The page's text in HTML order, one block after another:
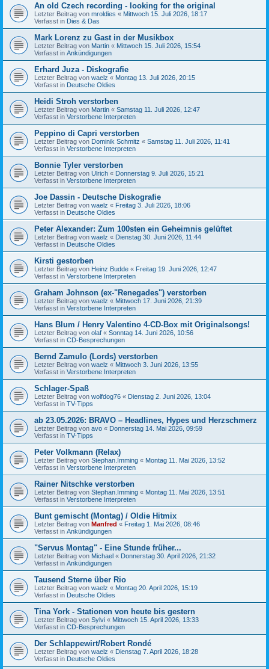
An old Czech recording - looking for the original
Letzter Beitrag von mroldies « Mittwoch 15. Juli 2026, 18:17
Verfasst in Dies & Das
Mark Lorenz zu Gast in der Musikbox
Letzter Beitrag von Martin « Mittwoch 15. Juli 2026, 15:54
Verfasst in Ankündigungen
Erhard Juza - Diskografie
Letzter Beitrag von waelz « Montag 13. Juli 2026, 20:15
Verfasst in Deutsche Oldies
Heidi Stroh verstorben
Letzter Beitrag von Martin « Samstag 11. Juli 2026, 12:47
Verfasst in Verstorbene Interpreten
Peppino di Capri verstorben
Letzter Beitrag von Dominik Schmitz « Samstag 11. Juli 2026, 11:41
Verfasst in Verstorbene Interpreten
Bonnie Tyler verstorben
Letzter Beitrag von Ulrich « Donnerstag 9. Juli 2026, 15:21
Verfasst in Verstorbene Interpreten
Joe Dassin - Deutsche Diskografie
Letzter Beitrag von waelz « Freitag 3. Juli 2026, 18:06
Verfasst in Deutsche Oldies
Peter Alexander: Zum 100sten ein Geheimnis gelüftet
Letzter Beitrag von waelz « Dienstag 30. Juni 2026, 11:44
Verfasst in Deutsche Oldies
Kirsti gestorben
Letzter Beitrag von Heinz Budde « Freitag 19. Juni 2026, 12:47
Verfasst in Verstorbene Interpreten
Graham Johnson (ex-"Renegades") verstorben
Letzter Beitrag von waelz « Mittwoch 17. Juni 2026, 21:39
Verfasst in Verstorbene Interpreten
Hans Blum / Henry Valentino 4-CD-Box mit Originalsongs!
Letzter Beitrag von olaf « Sonntag 14. Juni 2026, 10:56
Verfasst in CD-Besprechungen
Bernd Zamulo (Lords) verstorben
Letzter Beitrag von waelz « Mittwoch 3. Juni 2026, 13:55
Verfasst in Verstorbene Interpreten
Schlager-Spaß
Letzter Beitrag von wolfdog76 « Dienstag 2. Juni 2026, 13:04
Verfasst in TV-Tipps
ab 23.05.2026: BRAVO – Headlines, Hypes und Herzschmerz
Letzter Beitrag von avo « Donnerstag 14. Mai 2026, 09:59
Verfasst in TV-Tipps
Peter Volkmann (Relax)
Letzter Beitrag von Stephan.Imming « Montag 11. Mai 2026, 13:52
Verfasst in Verstorbene Interpreten
Rainer Nitschke verstorben
Letzter Beitrag von Stephan.Imming « Montag 11. Mai 2026, 13:51
Verfasst in Verstorbene Interpreten
Bunt gemischt (Montag) / Oldie Hitmix
Letzter Beitrag von Manfred « Freitag 1. Mai 2026, 08:46
Verfasst in Ankündigungen
"Servus Montag" - Eine Stunde früher...
Letzter Beitrag von Michael « Donnerstag 30. April 2026, 21:32
Verfasst in Ankündigungen
Tausend Sterne über Rio
Letzter Beitrag von waelz « Montag 20. April 2026, 15:19
Verfasst in Deutsche Oldies
Tina York - Stationen von heute bis gestern
Letzter Beitrag von Sylvi « Mittwoch 15. April 2026, 13:33
Verfasst in CD-Besprechungen
Der Schlappewirt/Robert Rondé
Letzter Beitrag von waelz « Dienstag 7. April 2026, 18:28
Verfasst in Deutsche Oldies